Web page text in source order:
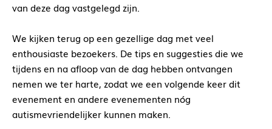
van deze dag vastgelegd zijn.
We kijken terug op een gezellige dag met veel
enthousiaste bezoekers. De tips en suggesties die we
tijdens en na afloop van de dag hebben ontvangen
nemen we ter harte, zodat we een volgende keer dit
evenement en andere evenementen nóg
autismevriendelijker kunnen maken.